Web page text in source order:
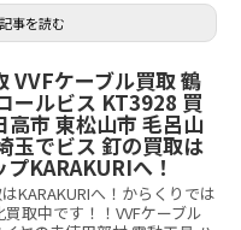
記事を読む
VVFケーブル買取 鶴
ールビス KT3928 買
高市 東松山市 毛呂山
玉でビス 釘の買取は
KARAKURIへ！
KARAKURIへ！からくりでは
取中です！！VVFケーブル